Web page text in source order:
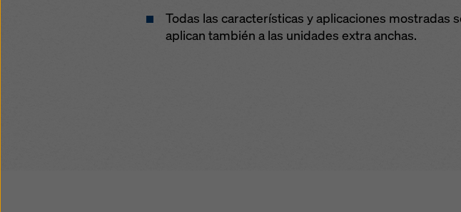
Todas las características y aplicaciones mostradas
aplican también a las unidades extra anchas.